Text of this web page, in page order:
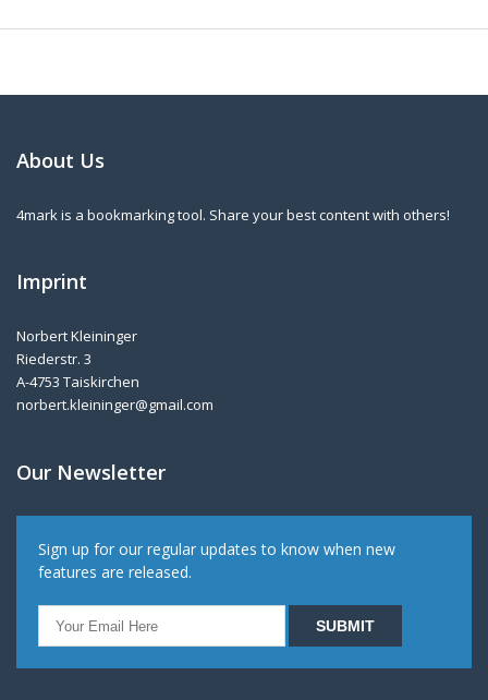
About Us
4mark is a bookmarking tool. Share your best content with others!
Imprint
Norbert Kleininger
Riederstr. 3
A-4753 Taiskirchen
norbert.kleininger@gmail.com
Our Newsletter
Sign up for our regular updates to know when new
features are released.